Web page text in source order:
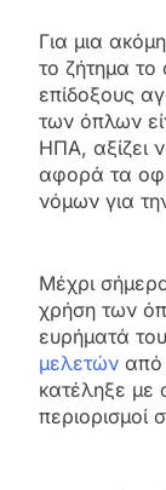
Για μια
το ζήτημα
επίδοξους
των όπλων
ΗΠΑ, αξίζει
αφορά τα
νόμων για
Μέχρι
χρήση των
ευρήματά
μελετών από
κατέληξε με